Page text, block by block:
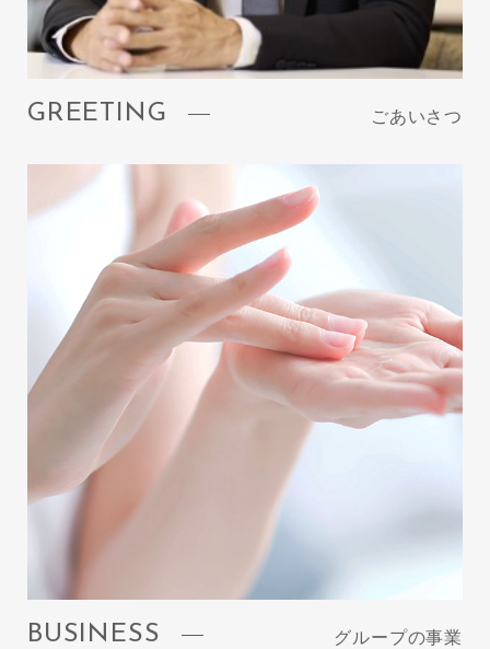
GREETING ごあいさつ
BUSINESS グループの事業